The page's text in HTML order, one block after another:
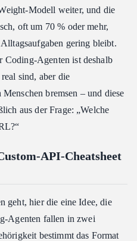
Modell weiter, und die
oft um 70 % oder mehr,
gering bleibt.
Coding-Agenten ist deshalb
sind, aber die
bremsen – und diese
aus der Frage: „Welche
API-Cheatsheet
geht, hier die eine Idee, die
Agenten fallen in zwei
bestimmt das Format